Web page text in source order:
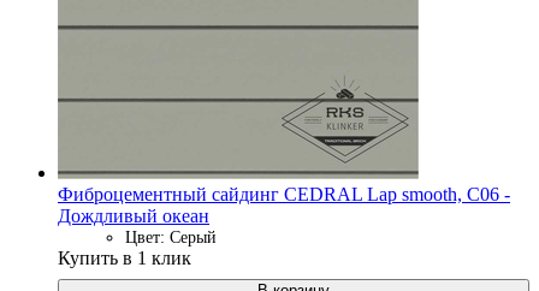
Фиброцементный сайдинг CEDRAL Lap smooth, C06 -
Дождливый океан
Цвет: Серый
Купить в 1 клик